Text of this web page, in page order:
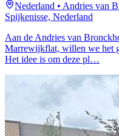
Nederland • Andries van
Spijkenisse, Nederland
Aan de Andries van
Marrewijkflat, willen we het
Het idee is om deze pl…